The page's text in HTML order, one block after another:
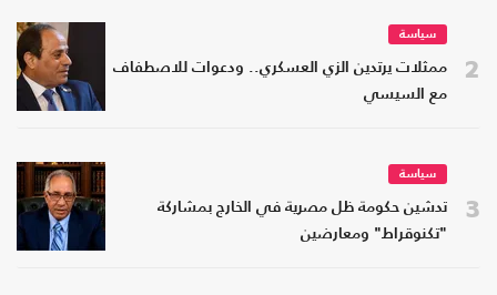
2
سياسة
ممثلات يرتدين الزي العسكري.. ودعوات للاصطفاف
مع السيسي
3
سياسة
تدشين حكومة ظل مصرية في الخارج بمشاركة
"تكنوقراط" ومعارضين